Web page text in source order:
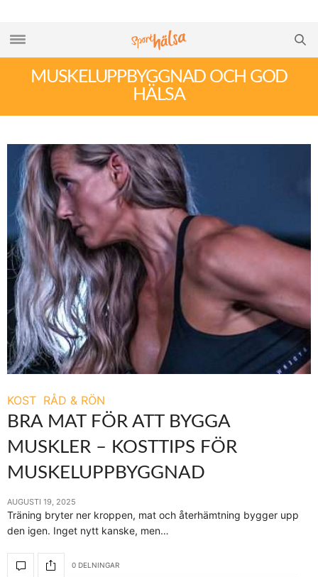
MUSKELUPPBYGGNAD OCH GOD
HÄLSA
KOST RÅD & RÖN
BRA MAT FÖR ATT BYGGA
MUSKLER – KOSTTIPS FÖR
MUSKELUPPBYGGNAD
AUGUSTI 19, 2025
Träning bryter ner kroppen, mat och återhämtning bygger upp
den igen. Inget nytt kanske, men…
0 DELNINGAR